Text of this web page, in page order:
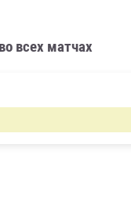
всех матчах